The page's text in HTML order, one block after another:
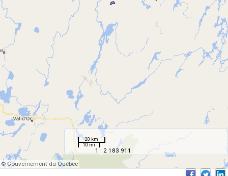
20 km
10 mi
1 : 2 183 911
© Gouvernement du Québec